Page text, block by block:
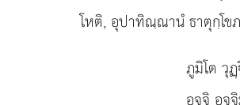
โหติ, อุปาทิณฺณานํ ธาตุกฺโข
ภูมิโต วุ
อจฺจิ อจฺ